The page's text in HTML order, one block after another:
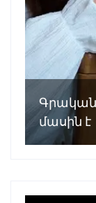
մասին է